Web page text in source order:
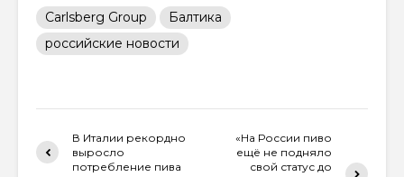
Carlsberg Group
Балтика
российские новости
В Италии рекордно
выросло
потребление пива
«На России пиво
ещё не подняло
свой статус до